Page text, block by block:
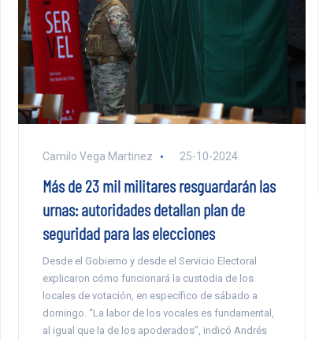
Camilo Vega Martinez 25-10-2024
Más de 23 mil militares resguardarán las
urnas: autoridades detallan plan de
seguridad para las elecciones
Desde el Gobierno y desde el Servicio Electoral
explicaron cómo funcionará la custodia de los
locales de votación, en específico de sábado a
domingo. “La labor de los vocales es fundamental,
al igual que la de los apoderados”, indicó Andrés